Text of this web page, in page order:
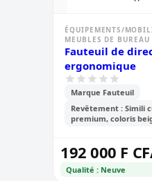
ÉQUIPEMENTS/
MEUBLES DE BUREAU
Fauteuil de
ergonomique
Marque Fauteuil
Revêtement : Simili
premium, coloris
192 000 F
Qualité : Neuve